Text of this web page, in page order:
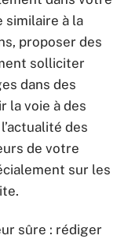
similaire à la
proposer des
solliciter
dans des
la voie à des
des
de votre
sur les
sûre : rédiger